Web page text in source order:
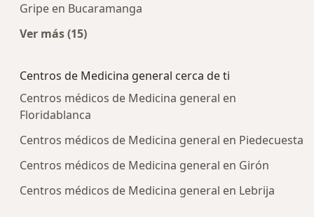
Gripe en Bucaramanga
Ver más (15)
Centros de Medicina general cerca de ti
Centros médicos de Medicina general en
Floridablanca
Centros médicos de Medicina general en Piedecuesta
Centros médicos de Medicina general en Girón
Centros médicos de Medicina general en Lebrija